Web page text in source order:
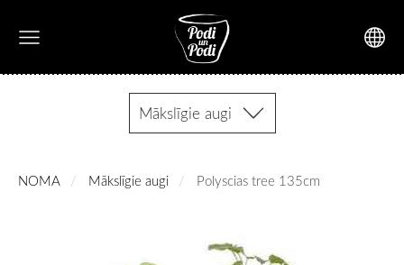
Mākslīgie augi
NOMA Mākslīgie augi Polyscias tree 135cm